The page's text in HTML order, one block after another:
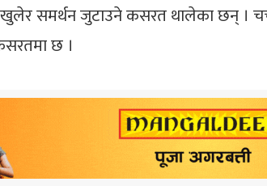
समर्थन जुटाउने कसरत थालेका छन् ।
छ ।